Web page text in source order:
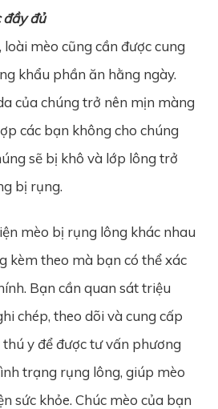
đầy đủ
mèo cũng cần được cung
khẩu phần ăn hằng ngày.
của chúng trở nên mịn màng
các bạn không cho chúng
sẽ bị khô và lớp lông trở
bị rụng.
mèo bị rụng lông khác nhau
kèm theo mà bạn có thể xác
Bạn cần quan sát triệu
chép, theo dõi và cung cấp
y để được tư vấn phương
trạng rụng lông, giúp mèo
sức khỏe. Chúc mèo của bạn